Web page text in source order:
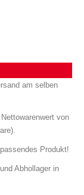
am selben
von
Produkt!
Abhollager in